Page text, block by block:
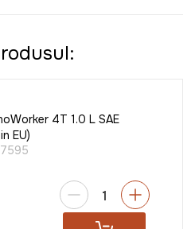
4T 1.0 L SAE
EU)